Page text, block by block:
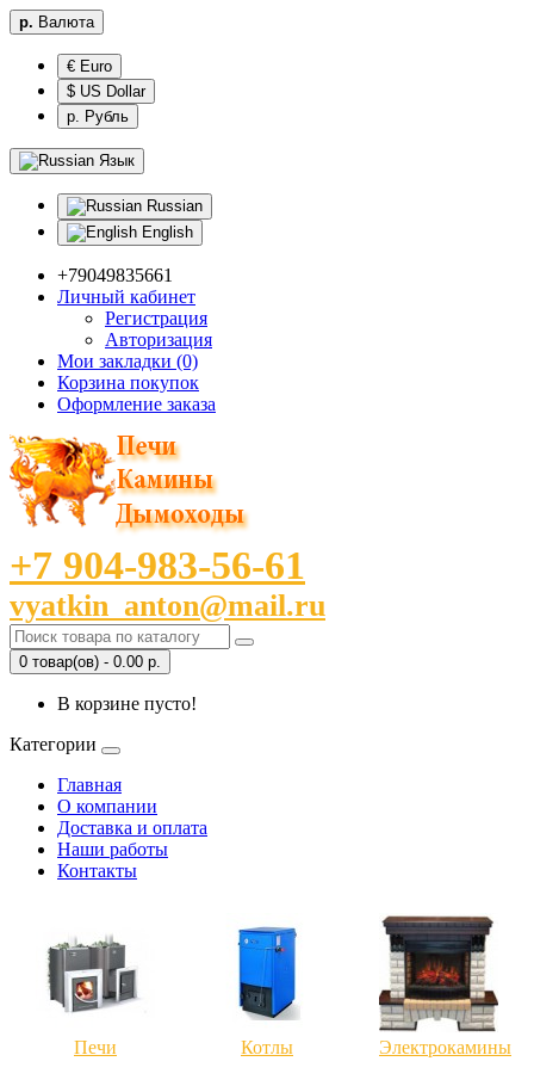
р. Валюта
€ Euro
$ US Dollar
р. Рубль
Язык
Russian
English
+79049835661
Личный кабинет
Регистрация
Авторизация
Мои закладки (0)
Корзина покупок
Оформление заказа
+7 904-983-56-61
vyatkin_anton@mail.ru
0 товар(ов) - 0.00 р.
В корзине пусто!
Категории
Главная
О компании
Доставка и оплата
Наши работы
Контакты
Печи Котлы Электрокамины